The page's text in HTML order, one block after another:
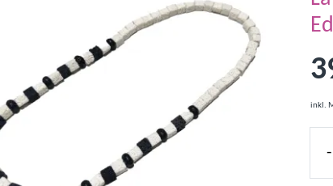
inkl.
-